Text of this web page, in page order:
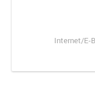
Internet/E-